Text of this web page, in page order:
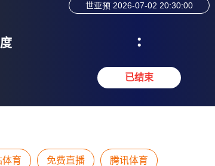
世亚预 2026-07-02 20:30:00
:
已结束
体育 免费直播 腾讯体育